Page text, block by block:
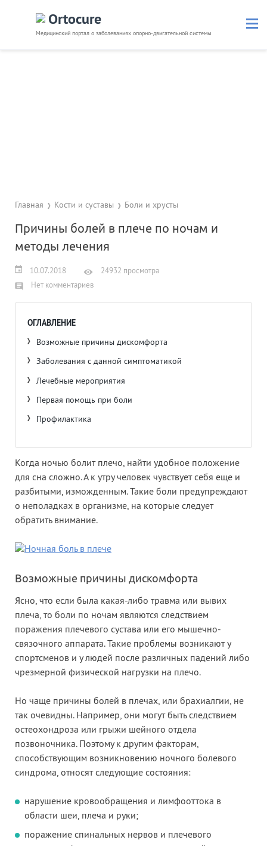
Ortocure
Медицинский портал о заболеваниях опорно-двигательной системы
Главная Кости и суставы Боли и хрусты
Причины болей в плече по ночам и
методы лечения
10.07.2018
24932 просмотра
Нет комментариев
ОГЛАВЛЕНИЕ
Возможные причины дискомфорта
Заболевания с данной симптоматикой
Лечебные мероприятия
Первая помощь при боли
Профилактика
Когда ночью болит плечо, найти удобное положение
для сна сложно. А к утру человек чувствует себя еще и
разбитыми, изможденным. Такие боли предупреждают
о неполадках в организме, на которые следует
обратить внимание.
Возможные причины дискомфорта
Ясно, что если была какая-либо травма или вывих
плеча, то боли по ночам являются следствием
поражения плечевого сустава или его мышечно-
связочного аппарата. Такие проблемы возникают у
спортсменов и у людей после различных падений либо
чрезмерной физической нагрузки на плечо.
Но чаще причины болей в плечах, или брахиалгии, не
так очевидны. Например, они могут быть следствием
остеохондроза или грыжи шейного отдела
позвоночника. Поэтому к другим факторам,
способствующим возникновению ночного болевого
синдрома, относят следующие состояния:
нарушение кровообращения и лимфооттока в
области шеи, плеча и руки;
поражение спинальных нервов и плечевого